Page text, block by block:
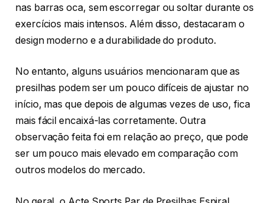
nas barras oca, sem escorregar ou soltar durante os
exercícios mais intensos. Além disso, destacaram o
design moderno e a durabilidade do produto.
No entanto, alguns usuários mencionaram que as
presilhas podem ser um pouco difíceis de ajustar no
início, mas que depois de algumas vezes de uso, fica
mais fácil encaixá-las corretamente. Outra
observação feita foi em relação ao preço, que pode
ser um pouco mais elevado em comparação com
outros modelos do mercado.